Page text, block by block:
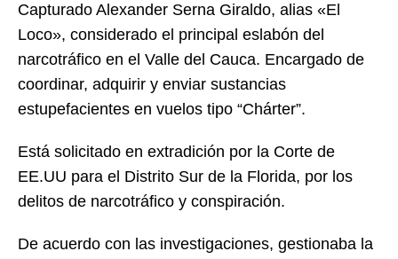
Capturado Alexander Serna Giraldo, alias «El
Loco», considerado el principal eslabón del
narcotráfico en el Valle del Cauca. Encargado de
coordinar, adquirir y enviar sustancias
estupefacientes en vuelos tipo “Chárter”.
Está solicitado en extradición por la Corte de
EE.UU para el Distrito Sur de la Florida, por los
delitos de narcotráfico y conspiración.
De acuerdo con las investigaciones, gestionaba la